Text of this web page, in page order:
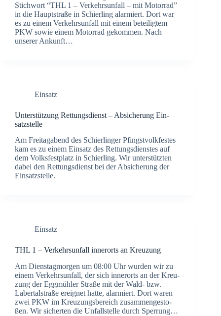
Stich­wort “THL 1 – Ver­kehrs­un­fall – mit Motor­rad”
in die Haupt­stra­ße in Schier­ling alar­miert. Dort war
es zu einem Ver­kehrs­un­fall mit einem betei­lig­tem
PKW sowie einem Motor­rad gekom­men. Nach
unse­rer Ankunft…
Einsatz
Unter­stüt­zung Ret­tungs­dienst – Absi­che­rung Ein­
satz­stel­le
Am Frei­tag­abend des Schier­lin­ger Pfingst­volk­fes­tes
kam es zu einem Ein­satz des Ret­tungs­diens­tes auf
dem Volks­fest­platz in Schier­ling. Wir unter­stütz­ten
dabei den Ret­tungs­dienst bei der Absi­che­rung der
Ein­satz­stel­le.
Einsatz
THL 1 – Ver­kehrs­un­fall inner­orts an Kreu­zung
Am Diens­tag­mor­gen um 08:00 Uhr wur­den wir zu
einem Ver­kehrs­un­fall, der sich inner­orts an der Kreu­
zung der Egg­müh­ler Stra­ße mit der Wald- bzw.
Laber­tal­stra­ße ereig­net hat­te, alar­miert. Dort waren
zwei PKW im Kreu­zungs­be­reich zusam­men­ge­sto­
ßen. Wir sicher­ten die Unfall­stel­le durch Sper­rung…